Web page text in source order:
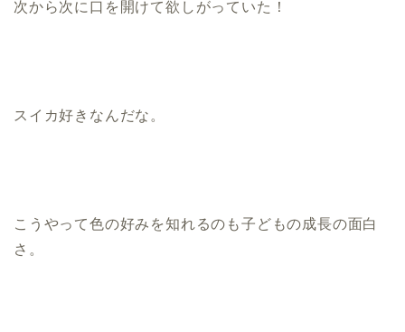
次から次に口を開けて欲しがっていた！
スイカ好きなんだな。
こうやって色の好みを知れるのも子どもの成長の面白
さ。